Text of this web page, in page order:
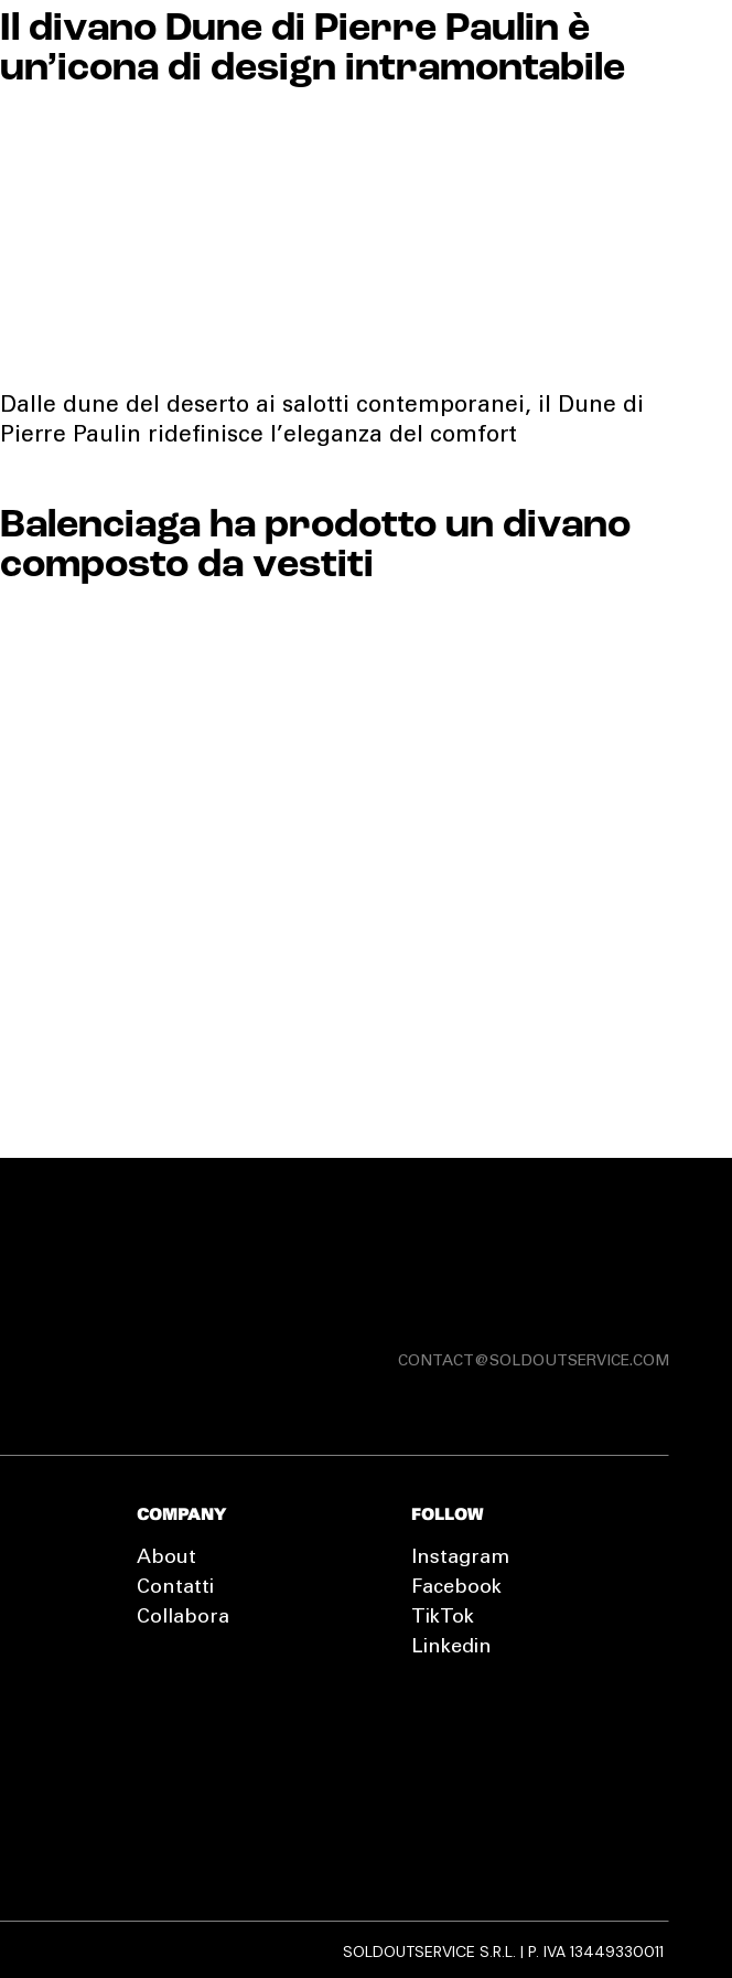
Il divano Dune di Pierre Paulin è
un’icona di design intramontabile
Dalle dune del deserto ai salotti contemporanei, il Dune di
Pierre Paulin ridefinisce l’eleganza del comfort
Balenciaga ha prodotto un divano
composto da vestiti
CONTACT@SOLDOUTSERVICE.COM
COMPANY
About
Contatti
Collabora
FOLLOW
Instagram
Facebook
TikTok
Linkedin
SOLDOUTSERVICE S.R.L. | P. IVA 13449330011